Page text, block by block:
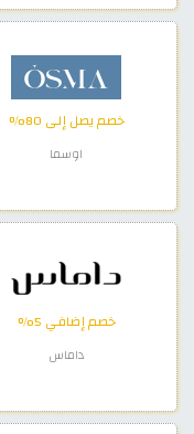
خصم يصل إلى 80%
اوسما
خصم إضافي 5%
داماس